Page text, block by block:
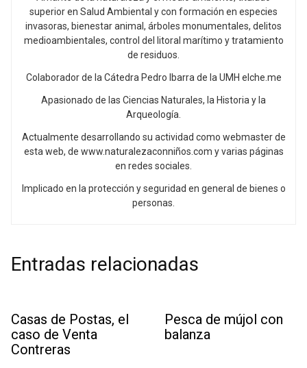
superior en Salud Ambiental y con formación en especies
invasoras, bienestar animal, árboles monumentales, delitos
medioambientales, control del litoral marítimo y tratamiento
de residuos.
Colaborador de la Cátedra Pedro Ibarra de la UMH elche.me
Apasionado de las Ciencias Naturales, la Historia y la
Arqueología.
Actualmente desarrollando su actividad como webmaster de
esta web, de www.naturalezaconniños.com y varias páginas
en redes sociales.
Implicado en la protección y seguridad en general de bienes o
personas.
Entradas relacionadas
Casas de Postas, el
caso de Venta
Contreras
Pesca de mújol con
balanza